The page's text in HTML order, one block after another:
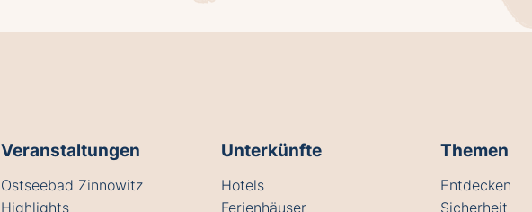
Veranstaltungen
Ostseebad Zinnowitz
Highlights
Unterkünfte
Hotels
Ferienhäuser
Themen
Entdecken
Sicherheit